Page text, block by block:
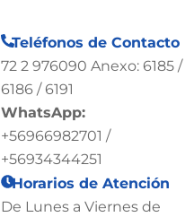
Teléfonos de Contacto
72 2 976090 Anexo: 6185 /
6186 / 6191
WhatsApp:
+56966982701 /
+56934344251
Horarios de Atención
De Lunes a Viernes de